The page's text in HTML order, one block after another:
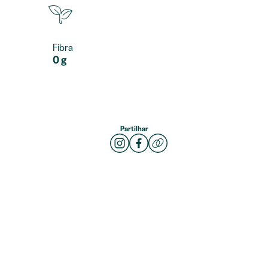
Fibra
0 g
Partilhar